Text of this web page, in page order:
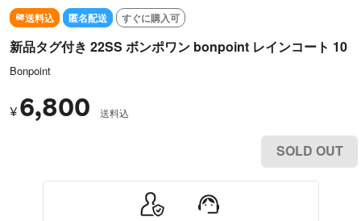
送料込 匿名配送 すぐに購入可
新品タグ付き 22SS ボンポワン bonpoint レインコート 10
Bonpoint
¥ 6,800 送料込
SOLD OUT